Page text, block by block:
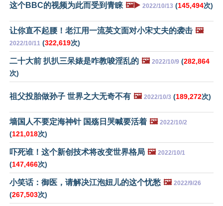
这个BBC的视频为此而受到青睐 🖼️▶️ 2022/10/13 (145,494次)
让你直不起腰！老江用一流英文面对小宋丈夫的袭击 🖼️
2022/10/11 (322,619次)
二十大前 扒扒三呆婊是咋教唆淫乱的 🖼️ 2022/10/9 (282,864
次)
祖父投胎做孙子 世界之大无奇不有 🖼️ 2022/10/3 (189,272次)
墙国人不要定海神针 国殇日哭喊要活着 🖼️ 2022/10/2
(121,018次)
吓死谁！这个新创技术将改变世界格局 🖼️ 2022/10/1
(147,466次)
小笑话：御医，请解决江泡妞儿的这个忧愁 🖼️ 2022/9/26
(267,503次)